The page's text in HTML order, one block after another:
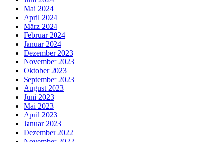
Mai 2024
April 2024
März 2024
Februar 2024
Januar 2024
Dezember 2023
November 2023
Oktober 2023
September 2023
August 2023
Juni 2023
Mai 2023
April 2023
Januar 2023
Dezember 2022